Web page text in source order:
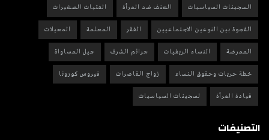
السجينات السياسيات العنف ضد المرأة الفتيات الصغيرات
الفجوة بين النوعين الاجتماعيين الفقر المعلمة المعيلات
الممرضة النساء الريفيات جرائم الشرف جيل المساواة
خطة حريات وحقوق النساء زواج القاصرات فيروس كورونا
قيادة المرأة لسجينات السياسيات
التصنيفات